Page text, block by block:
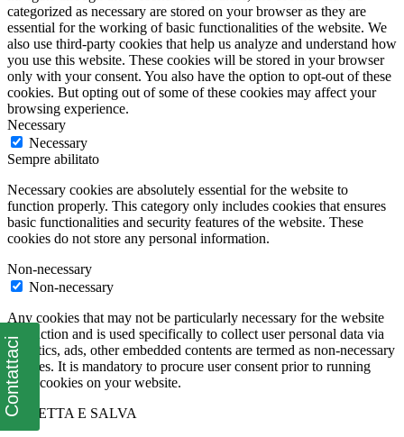
categorized as necessary are stored on your browser as they are
essential for the working of basic functionalities of the website. We
also use third-party cookies that help us analyze and understand how
you use this website. These cookies will be stored in your browser
only with your consent. You also have the option to opt-out of these
cookies. But opting out of some of these cookies may affect your
browsing experience.
Necessary
Necessary
Sempre abilitato
Necessary cookies are absolutely essential for the website to
function properly. This category only includes cookies that ensures
basic functionalities and security features of the website. These
cookies do not store any personal information.
Non-necessary
Non-necessary
Any cookies that may not be particularly necessary for the website
to function and is used specifically to collect user personal data via
analytics, ads, other embedded contents are termed as non-necessary
cookies. It is mandatory to procure user consent prior to running
these cookies on your website.
ACCETTA E SALVA
Contattaci